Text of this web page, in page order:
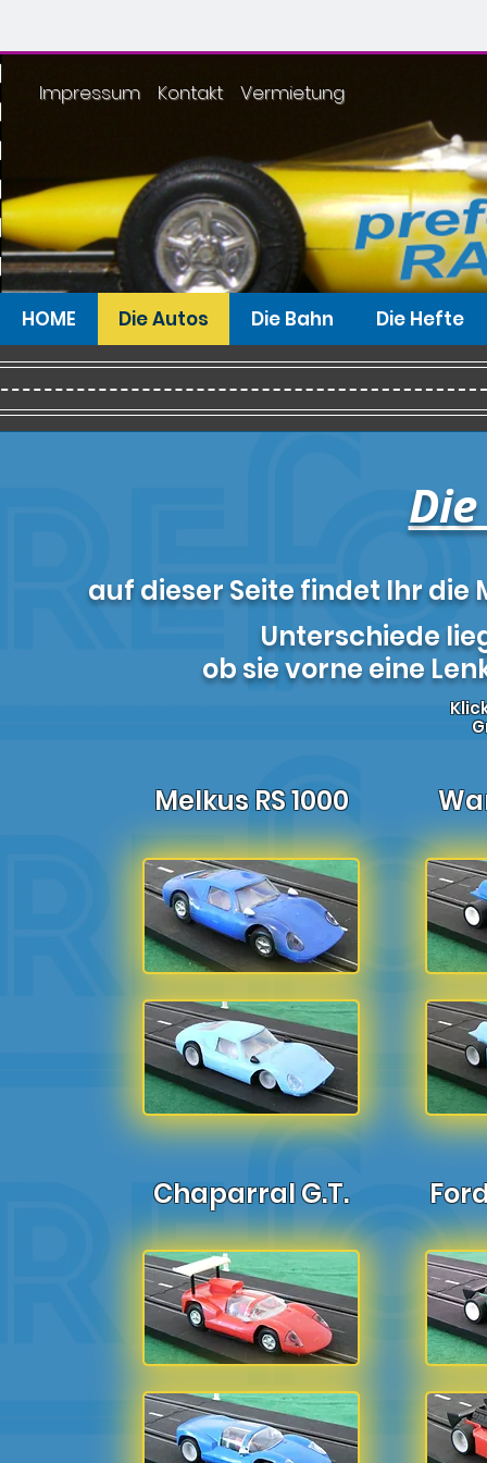
Kontakt
Impressum Vermietung
HOME Die Autos Die Bahn Die Hefte
auf dieser Seite findet Ihr
Unterschiede
ob sie vorne eine
Melkus RS 1000
Chaparral G.T.